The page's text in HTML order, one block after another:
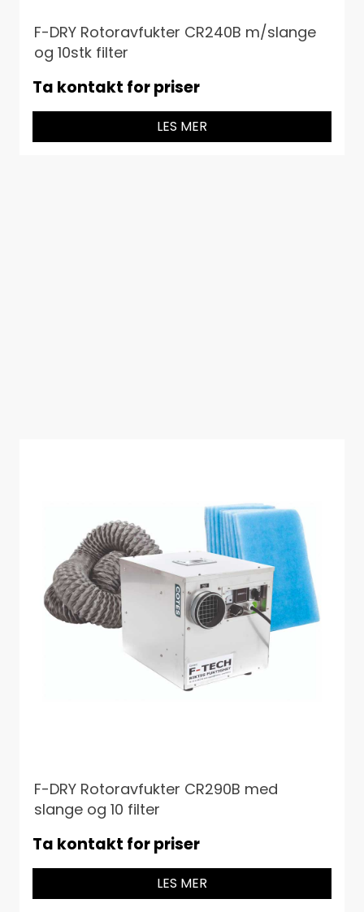
F-DRY Rotoravfukter CR240B m/slange
og 10stk filter
Ta kontakt for priser
LES MER
F-DRY Rotoravfukter CR290B med
slange og 10 filter
Ta kontakt for priser
LES MER